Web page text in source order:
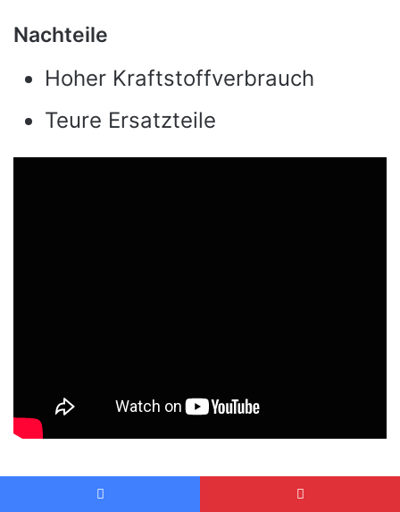
Nachteile
Hoher Kraftstoffverbrauch
Teure Ersatzteile